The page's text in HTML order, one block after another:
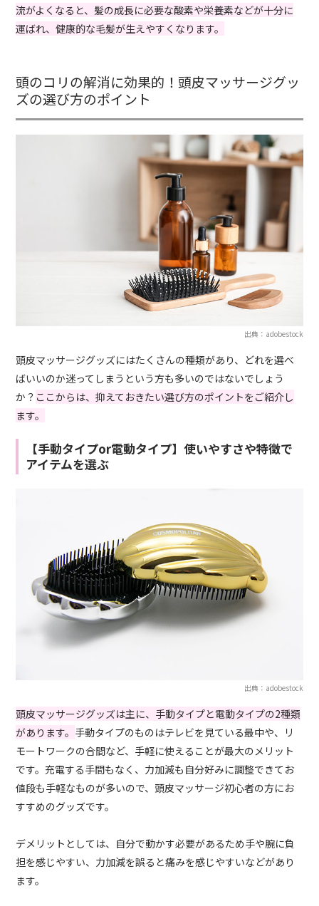
流がよくなると、髪の成長に必要な酸素や栄養素などが十分に
運ばれ、健康的な毛髪が生えやすくなります。
頭のコリの解消に効果的！頭皮マッサージグッ
ズの選び方のポイント
出典：adobestock
頭皮マッサージグッズにはたくさんの種類があり、どれを選べ
ばいいのか迷ってしまうという方も多いのではないでしょう
か？ ここからは、抑えておきたい選び方のポイントをご紹介し
ます。
【手動タイプor電動タイプ】使いやすさや特徴で
アイテムを選ぶ
出典：adobestock
頭皮マッサージグッズは主に、手動タイプと電動タイプの2種類
があります。 手動タイプのものはテレビを見ている最中や、リ
モートワークの合間など、手軽に使えることが最大のメリット
です。充電する手間もなく、力加減も自分好みに調整できてお
値段も手軽なものが多いので、頭皮マッサージ初心者の方にお
すすめのグッズです。
デメリットとしては、自分で動かす必要があるため手や腕に負
担を感じやすい、力加減を誤ると痛みを感じやすいなどがあり
ます。